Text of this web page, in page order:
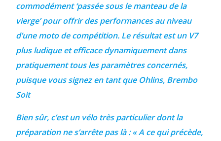
commodément ‘passée sous le manteau de la
vierge’pour offrir des performances au niveau
d’une moto de compétition. Le résultat estun V7
plus ludique et efficace dynamiquement dans
pratiquement tous les paramètres concernés,
puisque vous signez en tant que Ohlins, Brembo
Soit
Bien sûr, c’est un vélo très particulier dont la
préparation ne s’arrête pas là :« A ce qui précède,